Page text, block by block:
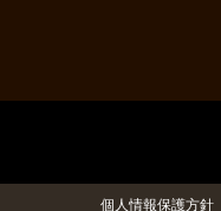
個人情報保護方針